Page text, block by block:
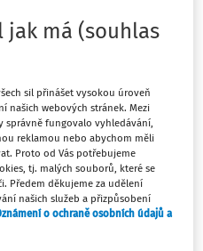
pracovní poměr na dobu
září bychom chtěli, aby
DPP. Lze uzavřít od 01.09.
zaměstnance šidit, a proto
z celé odpracované doby
Je to tak v pořádku?
pracovní poměr?
jak má (souhlas
sil přinášet vysokou úroveň
našich webových stránek. Mezi
správně fungovalo vyhledávání,
reklamou nebo abychom měli
Proto od Vás potřebujeme
tj. malých souborů, které se
Předem děkujeme za udělení
našich služeb a přizpůsobení
o ochraně osobních údajů a